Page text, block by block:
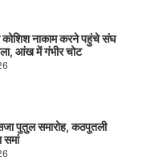
कोशिश नाकाम करने पहुंचे संघ
आंख में गंभीर चोट
पुतुल समारोह, कठपुतली
समां